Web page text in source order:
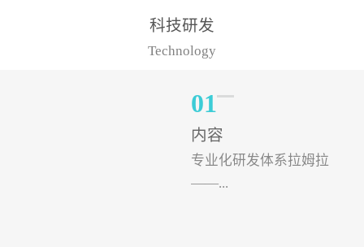
实力。今天要讲的水溶肥
有位王大姐今年使用一款
非常火爆...
科技研发
Technology
01
内容
专业化研发体系拉姆拉
——...